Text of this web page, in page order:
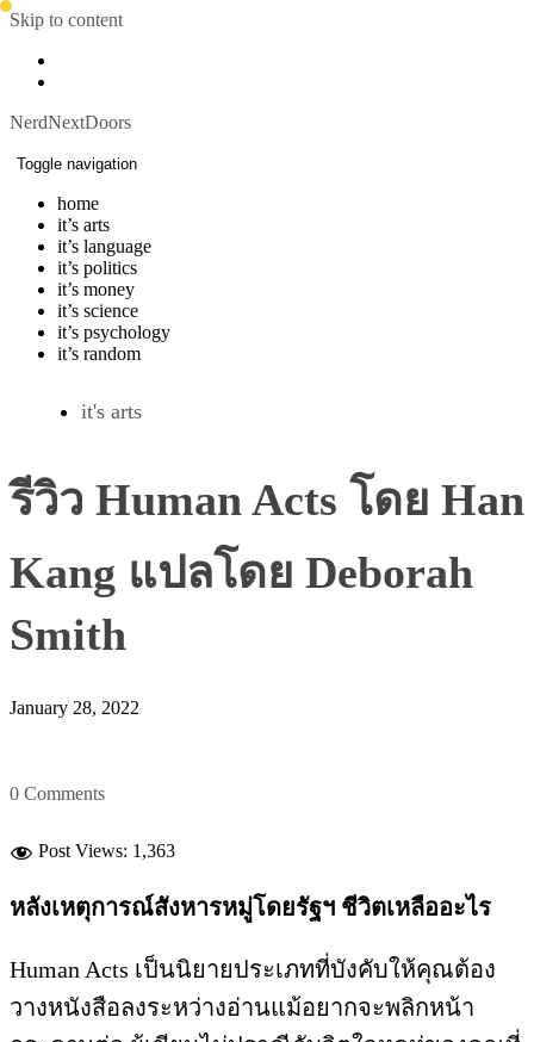
Skip to content
NerdNextDoors
Toggle navigation
home
it’s arts
it’s language
it’s politics
it’s money
it’s science
it’s psychology
it’s random
it's arts
รีวิว Human Acts โดย Han
Kang แปลโดย Deborah
Smith
January 28, 2022
0 Comments
Post Views: 1,363
หลังเหตุการณ์สังหารหมู่โดยรัฐฯ ชีวิตเหลืออะไร
Human Acts เป็นนิยายประเภทที่บังคับให้คุณต้อง
วางหนังสือลงระหว่างอ่านแม้อยากจะพลิกหน้า